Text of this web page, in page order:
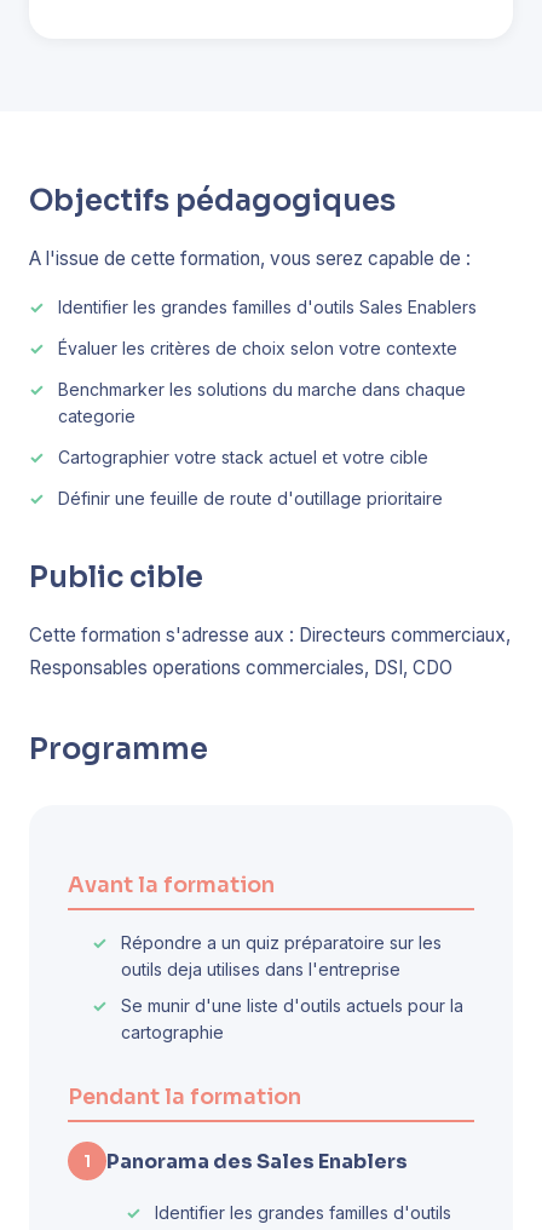
Objectifs pédagogiques
A l'issue de cette formation, vous serez capable de :
Identifier les grandes familles d'outils Sales Enablers
Évaluer les critères de choix selon votre contexte
Benchmarker les solutions du marche dans chaque
categorie
Cartographier votre stack actuel et votre cible
Définir une feuille de route d'outillage prioritaire
Public cible
Cette formation s'adresse aux : Directeurs commerciaux,
Responsables operations commerciales, DSI, CDO
Programme
Avant la formation
Répondre a un quiz préparatoire sur les
outils deja utilises dans l'entreprise
Se munir d'une liste d'outils actuels pour la
cartographie
Pendant la formation
1 Panorama des Sales Enablers
Identifier les grandes familles d'outils